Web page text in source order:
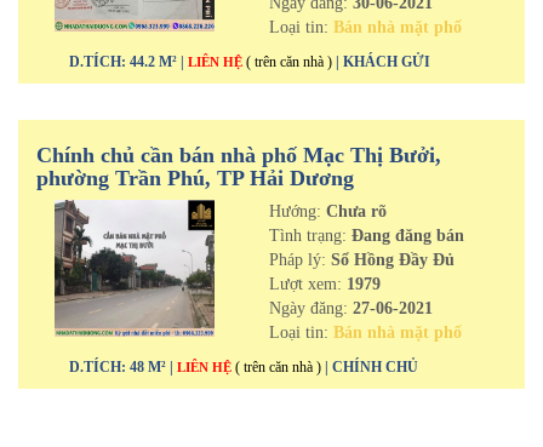
Loại tin: Bán nhà mặt phố
D.TÍCH: 44.2 M² | LIÊN HỆ ( trên căn nhà ) | KHÁCH GỬI
Chính chủ cần bán nhà phố Mạc Thị Bưởi,
phường Trần Phú, TP Hải Dương
Hướng: Chưa rõ
Tình trạng: Đang đăng bán
Pháp lý: Sổ Hồng Đầy Đủ
Lượt xem: 1979
Ngày đăng: 27-06-2021
Loại tin: Bán nhà mặt phố
D.TÍCH: 48 M² | LIÊN HỆ ( trên căn nhà ) | CHÍNH CHỦ